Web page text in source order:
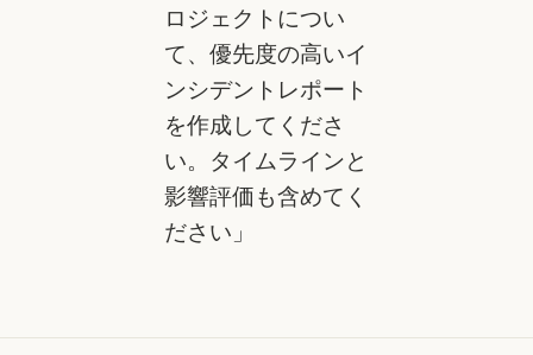
ロジェクトについ
て、優先度の高いイ
ンシデントレポート
を作成してくださ
い。タイムラインと
影響評価も含めてく
ださい」